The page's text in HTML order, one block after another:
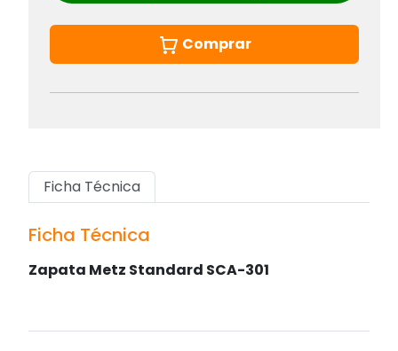
Comprar
Ficha Técnica
Ficha Técnica
Zapata Metz Standard SCA-301